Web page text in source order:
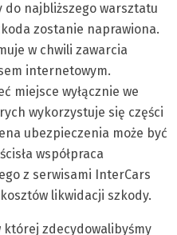
najbliższego warsztatu
zostanie naprawiona.
w chwili zawarcia
internetowym.
miejsce wyłącznie we
wykorzystuje się części
ubezpieczenia może być
współpraca
z serwisami InterCars
likwidacji szkody.
której zdecydowalibyśmy